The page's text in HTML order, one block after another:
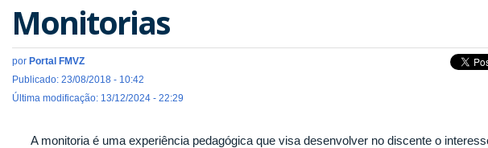
Monitorias
por Portal FMVZ
Publicado: 23/08/2018 - 10:42
Última modificação: 13/12/2024 - 22:29
A monitoria é uma experiência pedagógica que visa desenvolver no discente o